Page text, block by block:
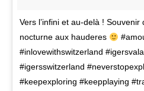
Vers l’infini et au-delà !
nocturne aux hauderes
#inlovewithswitzerland
#igersswitzerland
#keepexploring #keepplaying